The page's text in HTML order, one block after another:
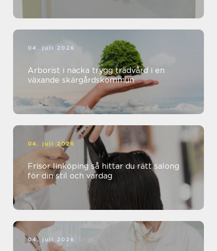
04. juli 2026
Arborist i nacka trygg trädvård i en
växande skärgårdskommun
04. juli 2026
Frisör linköping så hittar du rätt salong
för din stil och vardag
04. juli 2026